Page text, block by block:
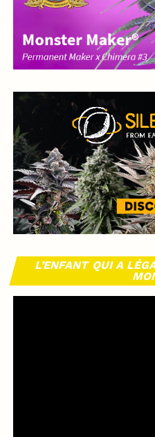
L’ENFANT QUI A